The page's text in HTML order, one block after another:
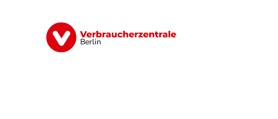
Berlin
Finanzen Digitales Lebensmittel